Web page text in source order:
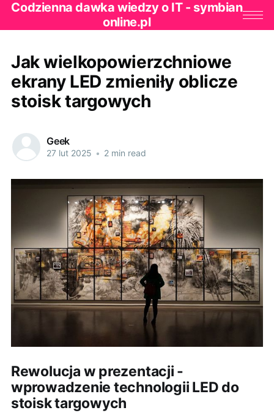
Codzienna dawka wiedzy o IT - symbian
online.pl
Jak wielkopowierzchniowe
ekrany LED zmieniły oblicze
stoisk targowych
Geek
27 lut 2025 • 2 min read
Rewolucja w prezentacji -
wprowadzenie technologii LED do
stoisk targowych